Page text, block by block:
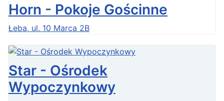
Horn - Pokoje Gościnne
Łeba, ul. 10 Marca 2B
Star - Ośrodek
Wypoczynkowy